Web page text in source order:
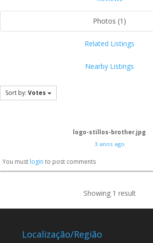
Photos (1)
Related Listings
Nearby Listings
Sort by: Votes
logo-stillos-brother.jpg
3 anos ago
You must login to post comments
Showing 1 result
Localização/Região